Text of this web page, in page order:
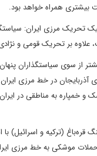
بیشتری همراه خواهد بود.
تحریک مرزی ایران:
بر تحریک قومی و
از سوی سیاستگذاران
در خط مرزی
و خمپاره به مناطقی در
قره‌باغ (ترکیه و اسرائیل)
موشکی به خط مرزی